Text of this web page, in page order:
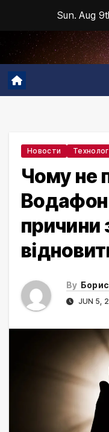
content
Sun. Aug
Новости
Чому не
Водафон
причини
By
JUN 5,